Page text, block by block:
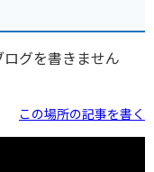
グを書きません
この場所の記事を書く